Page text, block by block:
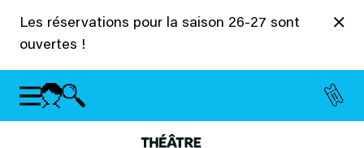
Les réservations pour la saison 26-27 sont
ouvertes !